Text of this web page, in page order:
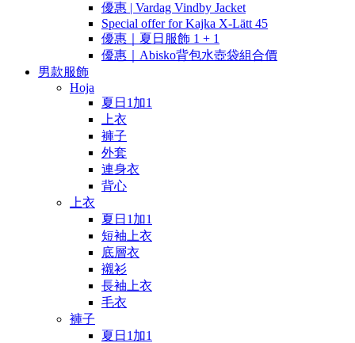
優惠 | Vardag Vindby Jacket
Special offer for Kajka X-Lätt 45
優惠｜夏日服飾 1 + 1
優惠｜Abisko背包水壺袋組合價
男款服飾
Hoja
夏日1加1
上衣
褲子
外套
連身衣
背心
上衣
夏日1加1
短袖上衣
底層衣
襯衫
長袖上衣
毛衣
褲子
夏日1加1